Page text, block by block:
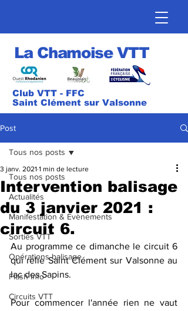
La Chamoise VTT
Club VTT - FFC
Saint Clément sur Valsonne
Post
Tous nos posts
Actualités
Manifestation & Evènements
Sorties VTT
Opérations balisage
Flash info
Circuits VTT
Tous nos posts
Intervention balisage
du 3 janvier 2021 :
circuit 6.
3 janv. 2021 1 min de lecture
Au programme ce dimanche le circuit 6
qui relie Saint Clément sur Valsonne au
lac des Sapins.
Pour commencer l'année rien ne vaut